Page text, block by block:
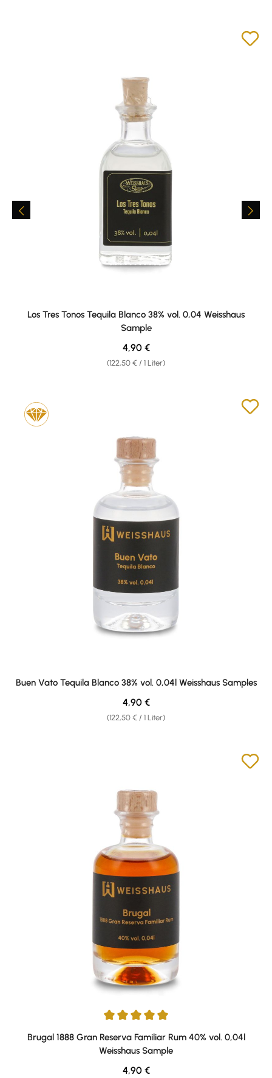
Los Tres Tonos Tequila Blanco 38% vol. 0,04 Weisshaus
Sample
(122,50 € / 1 Liter)
Regulärer Preis:
4,90 €
Buen Vato Tequila Blanco 38% vol. 0,04l Weisshaus Samples
(122,50 € / 1 Liter)
Regulärer Preis:
4,90 €
Durchschnittliche Bewertung von 5 von 5 Sternen
Brugal 1888 Gran Reserva Familiar Rum 40% vol. 0,04l
Weisshaus Sample
Regulärer Preis:
4,90 €